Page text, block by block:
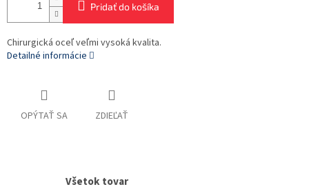
Pridať do košíka
Chirurgická oceľ veľmi vysoká kvalita.
Detailné informácie
OPÝTAŤ SA ZDIEĽAŤ
Všetok tovar